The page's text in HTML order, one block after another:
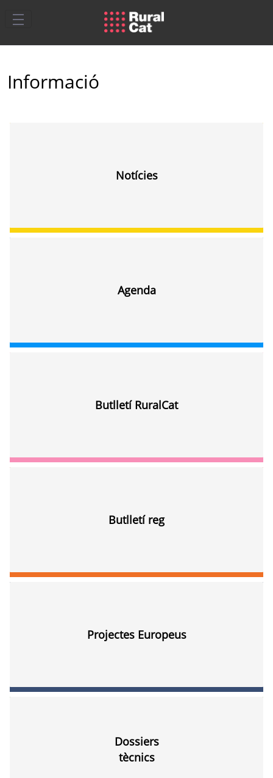
Salta al contingut principal
Informació
Notícies
Agenda
Butlletí RuralCat
Butlletí reg
Projectes Europeus
Dossiers
tècnics